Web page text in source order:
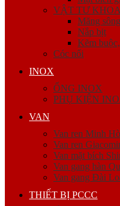
VẬT TƯ
Măng sông
Nắp bịt
Kẽm
Cóc nối
INOX
ỐNG INOX
PHỤ KIỆN
VAN
Van ren Minh
Van ren
Van mặt bích
Van gang hàn
Van gang Đài
THIẾT BỊ PCCC